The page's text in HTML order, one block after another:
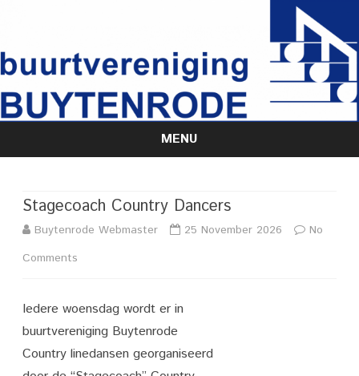
MENU
Skip
Stagecoach Country Dancers
Buytenrode Webmaster 25 November 2026
No
Comments
Country
Dancers
Iedere woensdag wordt er in
buurtvereniging Buytenrode
Country linedansen georganiseerd